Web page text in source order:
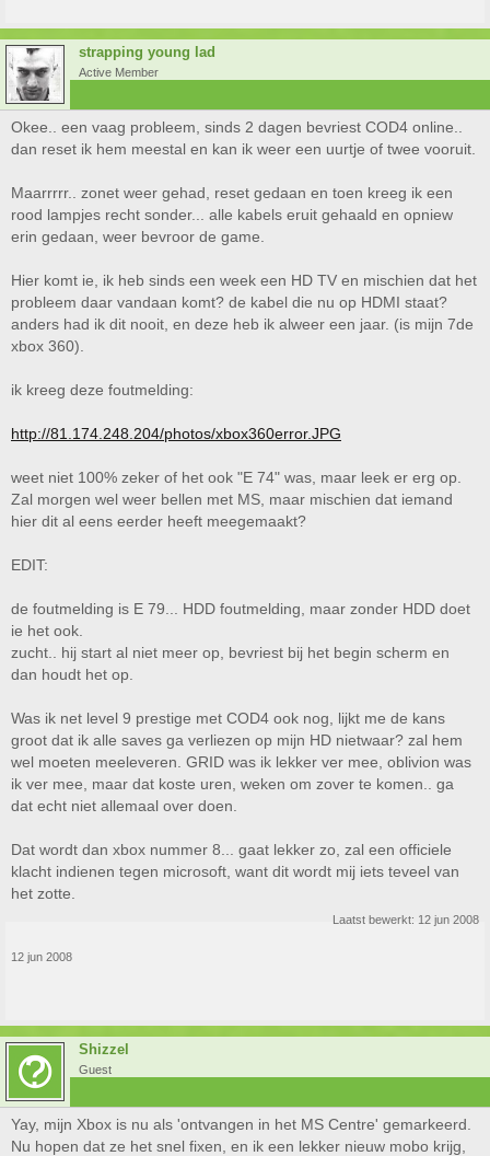
strapping young lad
Active Member
Okee.. een vaag probleem, sinds 2 dagen bevriest COD4 online..
dan reset ik hem meestal en kan ik weer een uurtje of twee vooruit.
Maarrrrr.. zonet weer gehad, reset gedaan en toen kreeg ik een
rood lampjes recht sonder... alle kabels eruit gehaald en opniew
erin gedaan, weer bevroor de game.
Hier komt ie, ik heb sinds een week een HD TV en mischien dat het
probleem daar vandaan komt? de kabel die nu op HDMI staat?
anders had ik dit nooit, en deze heb ik alweer een jaar. (is mijn 7de
xbox 360).
ik kreeg deze foutmelding:
http://81.174.248.204/photos/xbox360error.JPG
weet niet 100% zeker of het ook "E 74" was, maar leek er erg op.
Zal morgen wel weer bellen met MS, maar mischien dat iemand
hier dit al eens eerder heeft meegemaakt?
EDIT:
de foutmelding is E 79... HDD foutmelding, maar zonder HDD doet
ie het ook.
zucht.. hij start al niet meer op, bevriest bij het begin scherm en
dan houdt het op.
Was ik net level 9 prestige met COD4 ook nog, lijkt me de kans
groot dat ik alle saves ga verliezen op mijn HD nietwaar? zal hem
wel moeten meeleveren. GRID was ik lekker ver mee, oblivion was
ik ver mee, maar dat koste uren, weken om zover te komen.. ga
dat echt niet allemaal over doen.
Dat wordt dan xbox nummer 8... gaat lekker zo, zal een officiele
klacht indienen tegen microsoft, want dit wordt mij iets teveel van
het zotte.
Laatst bewerkt: 12 jun 2008
12 jun 2008
Shizzel
Guest
Yay, mijn Xbox is nu als 'ontvangen in het MS Centre' gemarkeerd.
Nu hopen dat ze het snel fixen, en ik een lekker nieuw mobo krijg,